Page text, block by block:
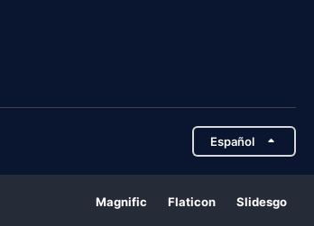
Español
Magnific Flaticon Slidesgo